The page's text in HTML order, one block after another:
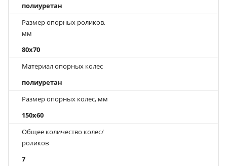
полиуретан
Размер опорных роликов,
мм
80x70
Материал опорных колес
полиуретан
Размер опорных колес, мм
150x60
Общее количество колес/
роликов
7